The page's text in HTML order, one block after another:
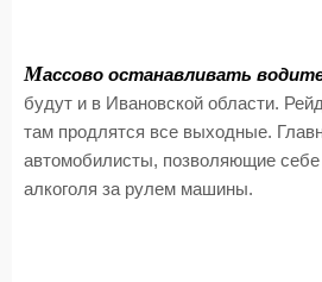
Массово останавливать
будут и в Ивановской области.
там продлятся все выходные.
автомобилисты, позволяющие себе
алкоголя за рулем машины.